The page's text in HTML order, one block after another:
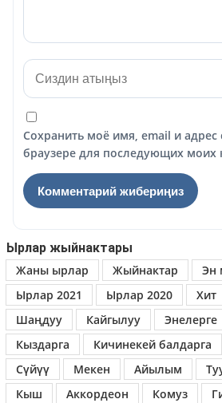
Сохранить моё имя, email и адрес
браузере для последующих моих
Ырлар жыйнактары
Жаны ырлар
Жыйнактар
Эн
Ырлар 2021
Ырлар 2020 Хит
Шаңдуу
Кайгылуу Энелерге
Кыздарга
Кичинекей балдарга
Сүйүү
Мекен Айылым
Кыш
Аккордеон Комуз